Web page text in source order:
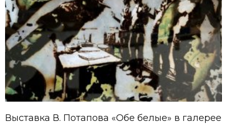
Выставка В. Потапова «Обе белые» в галерее